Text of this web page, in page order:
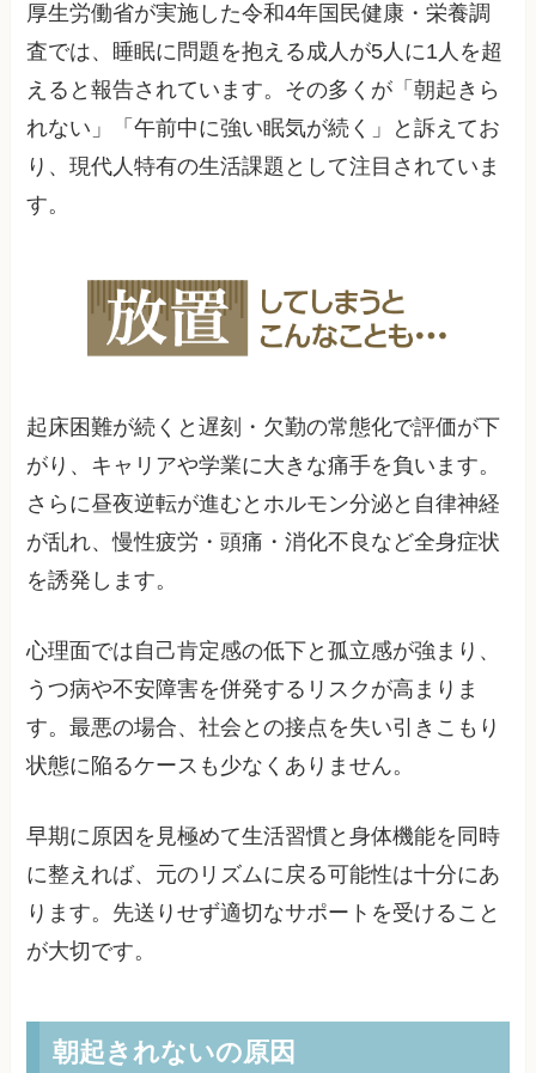
厚生労働省が実施した令和4年国民健康・栄養調
査では、睡眠に問題を抱える成人が5人に1人を超
えると報告されています。その多くが「朝起きら
れない」「午前中に強い眠気が続く」と訴えてお
り、現代人特有の生活課題として注目されていま
す。
起床困難が続くと遅刻・欠勤の常態化で評価が下
がり、キャリアや学業に大きな痛手を負います。
さらに昼夜逆転が進むとホルモン分泌と自律神経
が乱れ、慢性疲労・頭痛・消化不良など全身症状
を誘発します。
心理面では自己肯定感の低下と孤立感が強まり、
うつ病や不安障害を併発するリスクが高まりま
す。最悪の場合、社会との接点を失い引きこもり
状態に陥るケースも少なくありません。
早期に原因を見極めて生活習慣と身体機能を同時
に整えれば、元のリズムに戻る可能性は十分にあ
ります。先送りせず適切なサポートを受けること
が大切です。
朝起きれないの原因